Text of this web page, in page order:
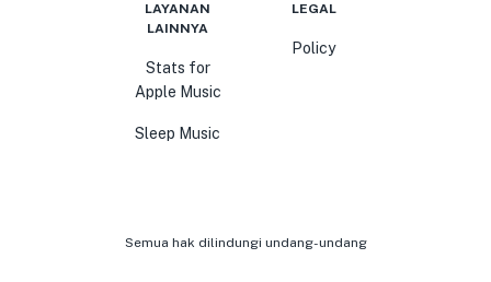
LAYANAN
LAINNYA
Stats for
Apple Music
Sleep Music
LEGAL
Policy
Semua hak dilindungi undang-undang